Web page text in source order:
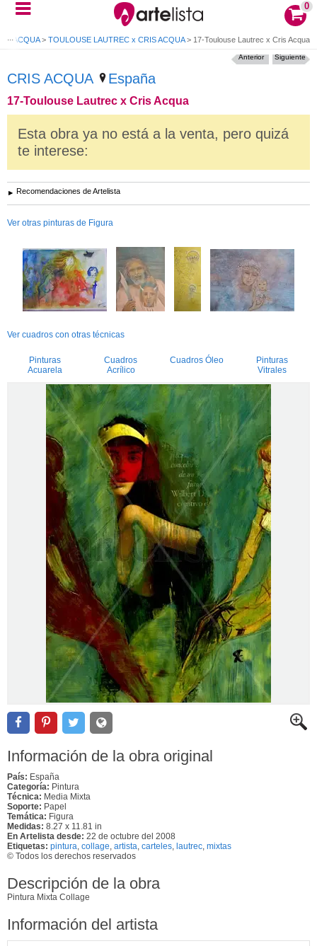
0
ACQUA > TOULOUSE LAUTREC x CRIS ACQUA > 17-Toulouse Lautrec x Cris Acqua
CRIS ACQUA España
17-Toulouse Lautrec x Cris Acqua
Siguiente
Anterior
Esta obra ya no está a la venta, pero quizá
te interese:
Recomendaciones de Artelista
Ver otras pinturas de Figura
Ver cuadros con otras técnicas
Pinturas
Acuarela
Cuadros
Acrílico
Cuadros Óleo
Pinturas
Vitrales
Información de la obra original
País: España
Categoría: Pintura
Técnica: Media Mixta
Soporte: Papel
Temática: Figura
Medidas: 8.27 x 11.81 in
En Artelista desde: 22 de octubre del 2008
Etiquetas: pintura collage artista carteles lautrec mixtas
© Todos los derechos reservados
Descripción de la obra
Pintura Mixta Collage
Información del artista